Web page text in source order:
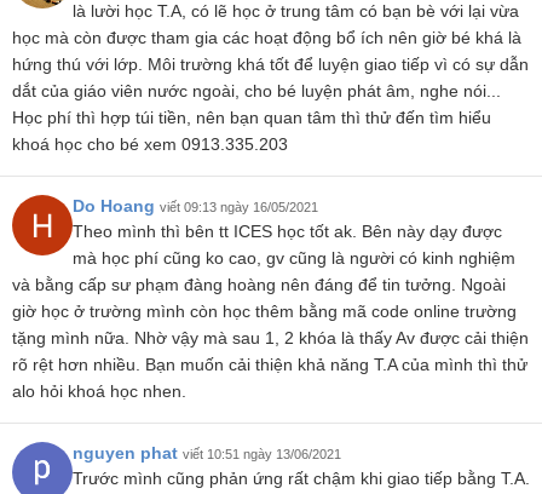
là lười học T.A, có lẽ học ở trung tâm có bạn bè với lại vừa
học mà còn được tham gia các hoạt động bổ ích nên giờ bé khá là
hứng thú với lớp. Môi trường khá tốt để luyện giao tiếp vì có sự dẫn
dắt của giáo viên nước ngoài, cho bé luyện phát âm, nghe nói...
Học phí thì hợp túi tiền, nên bạn quan tâm thì thử đến tìm hiểu
khoá học cho bé xem 0913.335.203
Do Hoang viết 09:13 ngày 16/05/2021
Theo mình thì bên tt ICES học tốt ak. Bên này dạy được
mà học phí cũng ko cao, gv cũng là người có kinh nghiệm
và bằng cấp sư phạm đàng hoàng nên đáng để tin tưởng. Ngoài
giờ học ở trường mình còn học thêm bằng mã code online trường
tặng mình nữa. Nhờ vậy mà sau 1, 2 khóa là thấy Av được cải thiện
rõ rệt hơn nhiều. Bạn muốn cải thiện khả năng T.A của mình thì thử
alo hỏi khoá học nhen.
nguyen phat viết 10:51 ngày 13/06/2021
Trước mình cũng phản ứng rất chậm khi giao tiếp bằng T.A.